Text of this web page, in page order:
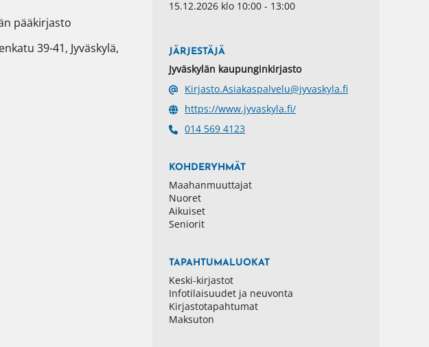
15.12.2026 klo 10:00 - 13:00
JÄRJESTÄJÄ
Jyväskylän kaupunginkirjasto
Kirjasto.Asiakaspalvelu@jyvaskyla.fi
https://www.jyvaskyla.fi/
014 569 4123
KOHDERYHMÄT
Maahanmuuttajat
Nuoret
Aikuiset
Seniorit
TAPAHTUMALUOKAT
Keski-kirjastot
Infotilaisuudet ja neuvonta
Kirjastotapahtumat
Maksuton
pääkirjasto
39-41, Jyväskylä,